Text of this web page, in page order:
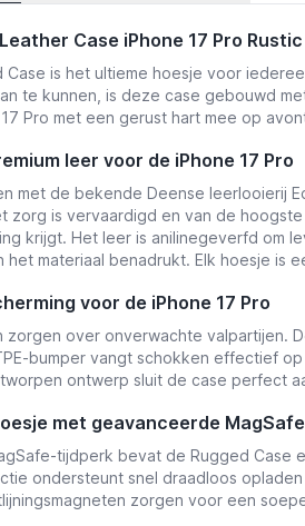
Case iPhone 17 Pro
Case is het ultieme hoesje voor
te kunnen, is deze case gebouwd
Pro met een gerust hart mee op
leer voor de iPhone 17 Pro
met de bekende Deense leerlooierij
zorg is vervaardigd en van de
krijgt. Het leer is anilinegeverfd om
het materiaal benadrukt. Elk hoesje is
voor de iPhone 17 Pro
zorgen over onverwachte valpartijen.
bumper vangt schokken effectief
ontwerp sluit de case perfect
met geavanceerde
tijdperk bevat de Rugged Case
ondersteunt snel draadloos
zorgen voor een